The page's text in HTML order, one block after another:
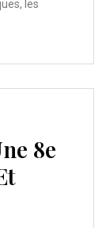
les
8e